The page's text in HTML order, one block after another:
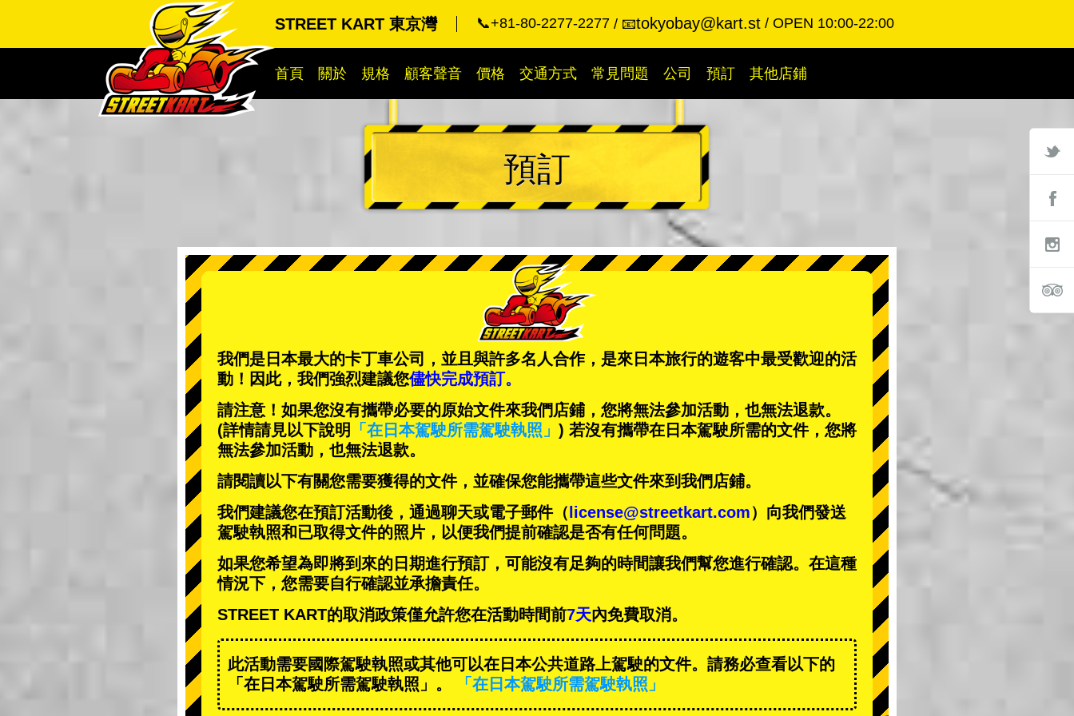
STREET KART 東京灣 📞+81-80-2277-2277 📧tokyobay@kart.st OPEN 10:00-22:00
首頁 關於 規格 顧客聲音 價格 交通方式 常見問題 公司 預訂 其他店鋪
預訂
我們是日本最大的卡丁車公司，並且與許多名人合作，是來日本旅行的遊客中最受歡迎的活
動 ！因此，我們強烈建議您儘快完成預訂。
請注意！如果您沒有攜帶必要的原始文件來我們店鋪，您將無法參加活動，也無法退款。
(詳情請見以下說明
「在日本駕駛所需駕駛執照」 ) 若沒有攜帶在日本駕駛所需的文件，您將
無法參加活動，也無法退款。
請閱讀以下有關您需要獲得的文件，並確保您能攜帶這些文件來到我們店鋪。
我們建議您在預訂活動後，通過聊天或電子郵件（ license@streetkart.com）向我們發送
駕駛執照和已取得文件的照片，以便我們提前確認是否有任何問題。
如果您希望為即將到來的日期進行預訂，可能沒有足夠的時間讓我們幫您進行確認。在這種
情況下，您需要自行確認並承擔責任。
STREET KART的取消政策僅允許您在活動時間前7天內免費取消。
此活動需要國際駕駛執照或其他可以在日本公共道路上駕駛的文件。請務必查看以下的
「在日本駕駛所需駕駛執照」。
「在日本駕駛所需駕駛執照」